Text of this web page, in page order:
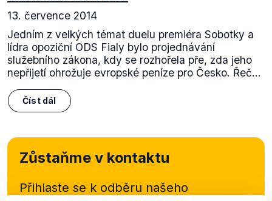
13. července 2014
Jedním z velkých témat duelu premiéra Sobotky a
lídra opoziční ODS Fialy bylo projednávání
služebního zákona, kdy se rozhořela pře, zda jeho
nepřijetí ohrožuje evropské peníze pro Česko. Řeč...
Číst dál
Zůstaňme v kontaktu
Přihlaste se k odběru našeho